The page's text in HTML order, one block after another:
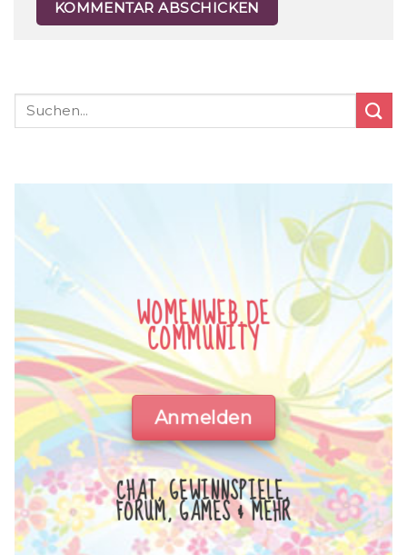
WOMENWEB.DE
COMMUNITY
Anmelden
CHAT, GEWINNSPIELE,
FORUM, GAMES & MEHR